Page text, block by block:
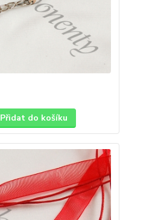
Přidat do košíku